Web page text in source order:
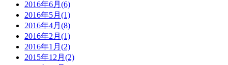
2016年6月(6)
2016年5月(1)
2016年4月(8)
2016年2月(1)
2016年1月(2)
2015年12月(2)